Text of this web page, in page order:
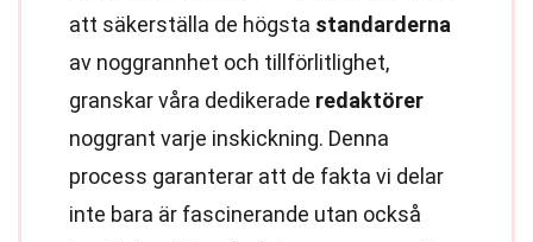
att säkerställa de högsta standarderna
av noggrannhet och tillförlitlighet,
granskar våra dedikerade redaktörer
noggrant varje inskickning. Denna
process garanterar att de fakta vi delar
inte bara är fascinerande utan också